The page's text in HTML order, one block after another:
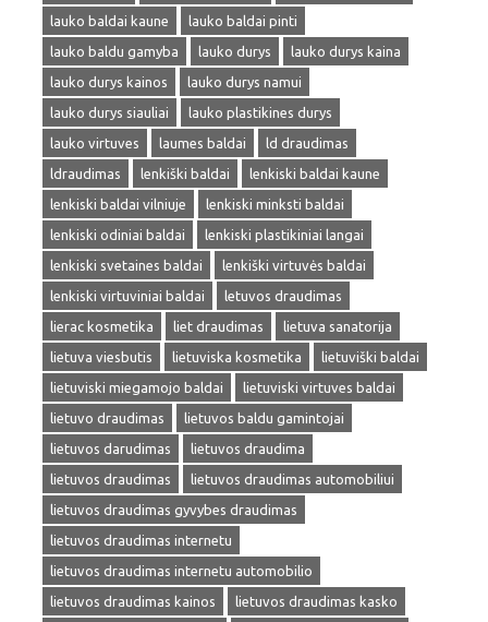
lauko baldai kaune
lauko baldai pinti
lauko baldu gamyba
lauko durys
lauko durys kaina
lauko durys kainos
lauko durys namui
lauko durys siauliai
lauko plastikines durys
lauko virtuves
laumes baldai
ld draudimas
ldraudimas
lenkiški baldai
lenkiski baldai kaune
lenkiski baldai vilniuje
lenkiski minksti baldai
lenkiski odiniai baldai
lenkiski plastikiniai langai
lenkiski svetaines baldai
lenkiški virtuvės baldai
lenkiski virtuviniai baldai
letuvos draudimas
lierac kosmetika
liet draudimas
lietuva sanatorija
lietuva viesbutis
lietuviska kosmetika
lietuviški baldai
lietuviski miegamojo baldai
lietuviski virtuves baldai
lietuvo draudimas
lietuvos baldu gamintojai
lietuvos darudimas
lietuvos draudima
lietuvos draudimas
lietuvos draudimas automobiliui
lietuvos draudimas gyvybes draudimas
lietuvos draudimas internetu
lietuvos draudimas internetu automobilio
lietuvos draudimas kainos
lietuvos draudimas kasko